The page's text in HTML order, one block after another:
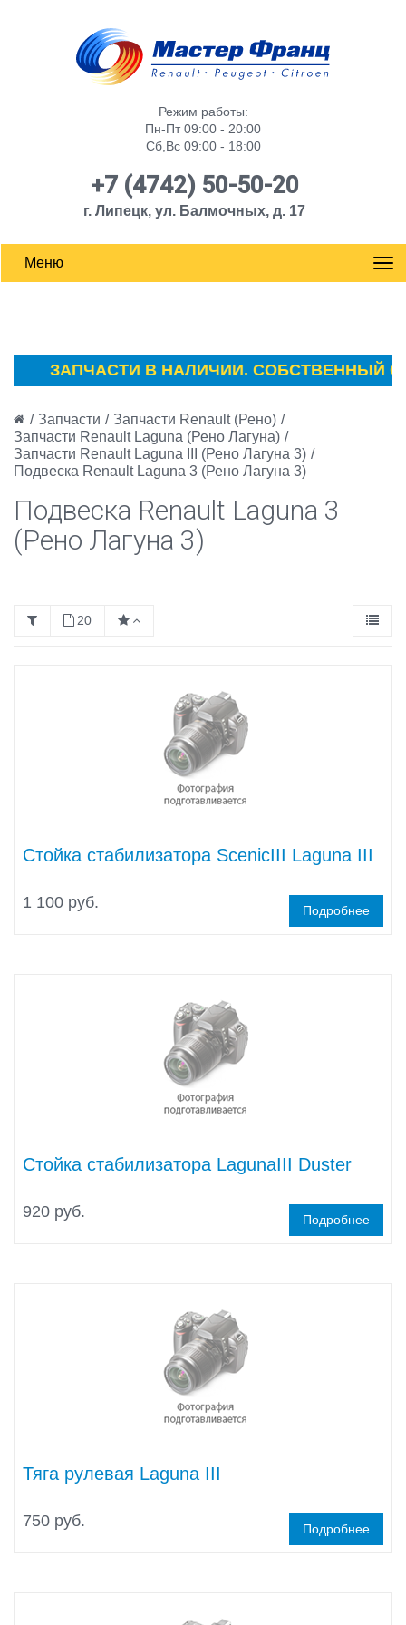
Режим работы:
Пн-Пт 09:00 - 20:00
Сб,Вс 09:00 - 18:00
+7 (4742) 50-50-20
г. Липецк, ул. Балмочных, д. 17
Меню
ЗАПЧАСТИ В НАЛИЧИИ. СОБСТВЕННЫЙ
/ Запчасти / Запчасти Renault (Рено) /
Запчасти Renault Laguna (Рено Лагуна) /
Запчасти Renault Laguna III (Рено Лагуна 3) /
Подвеска Renault Laguna 3 (Рено Лагуна 3)
Подвеска Renault Laguna 3
(Рено Лагуна 3)
20
Стойка стабилизатора ScenicIII Laguna III
1 100 руб. Подробнее
Стойка стабилизатора LagunaIII Duster
920 руб. Подробнее
Тяга рулевая Laguna III
750 руб. Подробнее